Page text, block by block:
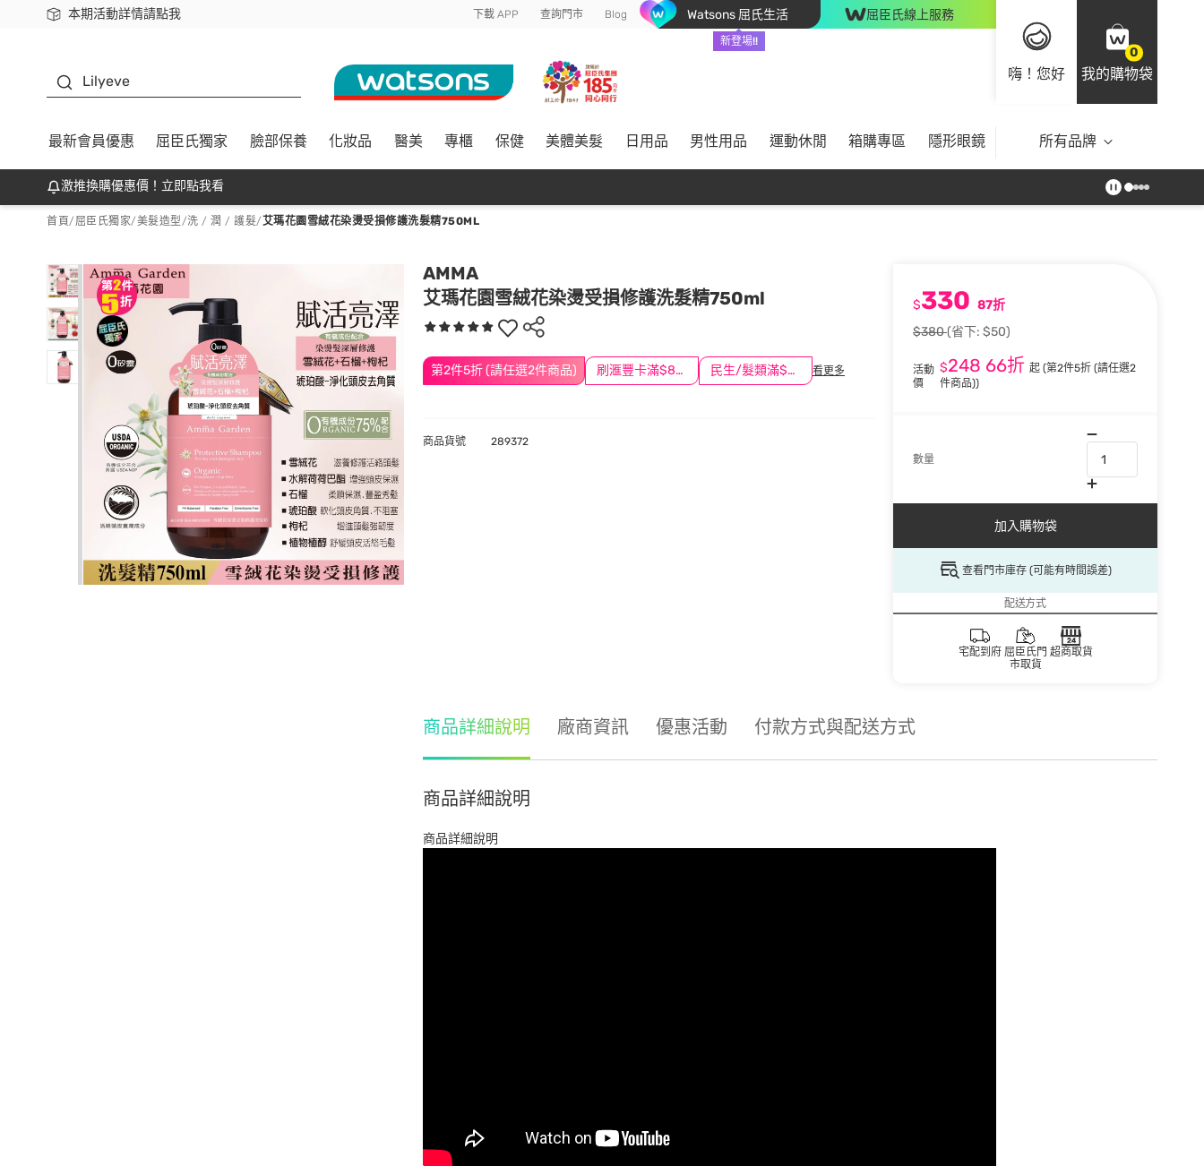
本期活動詳情請點我
下載app最高回饋$350 下載 APP 查詢門市 Blog Watsons 屈氏生活
新登場!!
屈臣氏線上服務
嗨！您好
0
我的購物袋
Lilyeve
最新會員優惠 屈臣氏獨家 臉部保養 化妝品 醫美 專櫃 保健 美體美髮 日用品 男性用品 運動休閒 箱購專區 隱形眼鏡 所有品牌
激推換購優惠價！立即點我看
首頁/ 屈臣氏獨家/美髮造型/洗 / 潤 / 護髮/艾瑪花園雪絨花染燙受損修護洗髮精750ML
AMMA
艾瑪花園雪絨花染燙受損修護洗髮精750ml
第2件5折 (請任選2件商品) 刷滙豐卡滿$888送3萬點 民生/髮類滿$388送舒潔冰巾 看更多
$330 87折
$380(省下: $50)
活動
價
$248 66折起(第2件5折 (請任選2
件商品))
數量
加入購物袋
查看門市庫存 (可能有時間誤差)
配送方式
宅配到府 屈臣氏門
市取貨
超商取貨
商品貨號 289372
商品詳細說明 廠商資訊 優惠活動 付款方式與配送方式
商品詳細說明
商品詳細說明